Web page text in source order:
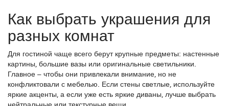
Как выбрать украшения для
разных комнат
Для гостиной чаще всего берут крупные предметы: настенные
картины, большие вазы или оригинальные светильники.
Главное – чтобы они привлекали внимание, но не
конфликтовали с мебелью. Если стены светлые, используйте
яркие акценты, а если уже есть яркие диваны, лучше выбрать
нейтральные или текстурные вещи.